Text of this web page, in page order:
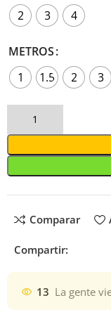
2
3 4
METROS
1
1.5 2 3
Comparar
Compartir:
13 La gente